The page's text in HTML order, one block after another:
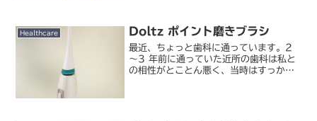
もっと息苦しく...
Healthcare Doltz ポイント磨きブラシ
最近、ちょっと歯科に通っています。2
～3 年前に通っていた近所の歯科は私と
の相性がとことん悪く、当時はすっかり